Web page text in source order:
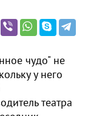
чудо" не
у него
театра